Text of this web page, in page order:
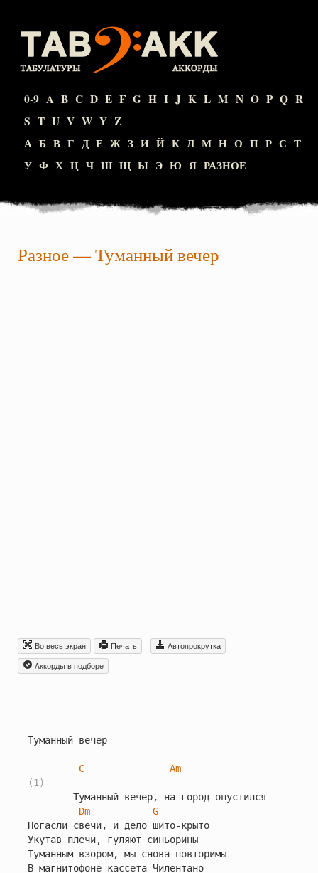
0-9 A B C D E F G H I J K L M N O P Q R
S T U V W Y Z
А Б В Г Д Е Ж З И Й К Л М Н О П Р С Т
У Ф Х Ц Ч Ш Щ Ы Э Ю Я РАЗНОЕ
Разное—Туманный вечер
Во весь экран Печать
Автопрокрутка
Aккорды в подборе
Туманный вечер
C
Am
(1)
        Туманный вечер, на город опустился
Dm
G
Погасли свечи, и дело шито-крыто
Укутав плечи, гуляют синьорины
Туманным взором, мы снова повторимы
В магнитофоне кассета Чилентано